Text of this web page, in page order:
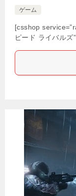
ゲーム
[csshop
ピード ライバル